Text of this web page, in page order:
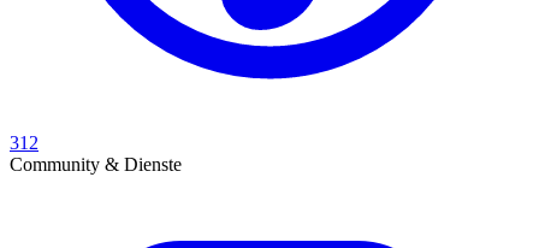
312
Community & Dienste